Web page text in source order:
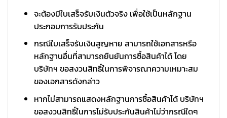
จะต้องมีใบเสร็จรับเงินตัวจริง เพื่อใช้เป็นหลักฐาน
ประกอบการรับประกัน
กรณีใบเสร็จรับเงินสูญหาย สามารถใช้เอกสารหรือ
หลักฐานอื่นที่สามารถยืนยันการซื้อสินค้าได้ โดย
บริษัทฯ ขอสงวนสิทธิ์ในการพิจารณาความเหมาะสม
ของเอกสารดังกล่าว
หากไม่สามารถแสดงหลักฐานการซื้อสินค้าได้ บริษัทฯ
ขอสงวนสิทธิ์ในการไม่รับประกันสินค้าไม่ว่ากรณีใดๆ